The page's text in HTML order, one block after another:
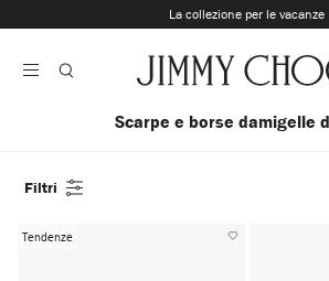
Al
La collezione per le vacanze
automatica
Scarpe e borse damigelle
Filtri
Tendenze